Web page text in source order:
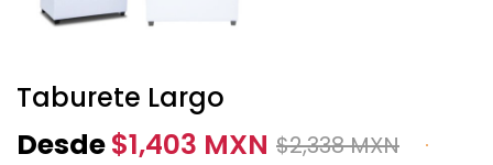
Taburete Largo
Desde$1,403 MXN $2,338 MXN